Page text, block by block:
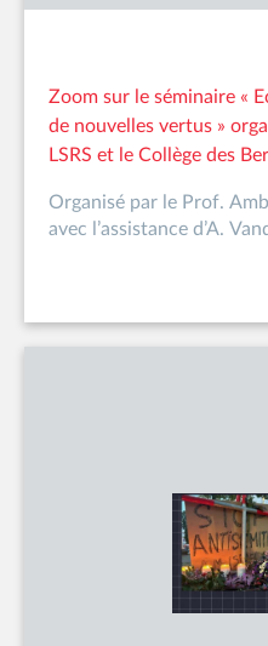
Zoom sur le séminaire «
de nouvelles vertus »
LSRS et le Collège des
Organisé par le Prof.
avec l’assistance d’A.